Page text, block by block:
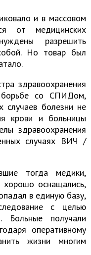
и в массовом
от медицинских
разрешить
Но товар был
здравоохранения
борьбе со СПИДом,
случаев болезни не
крови и больницы
здравоохранения
случаях ВИЧ /
тогда медики,
оснащались,
в единую базу,
с целью
Больные получали
оперативному
жизни многим